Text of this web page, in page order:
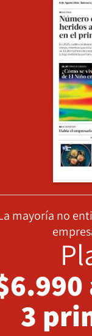
mayoría no
3